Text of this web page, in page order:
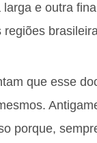
e outra
que esse
porque,